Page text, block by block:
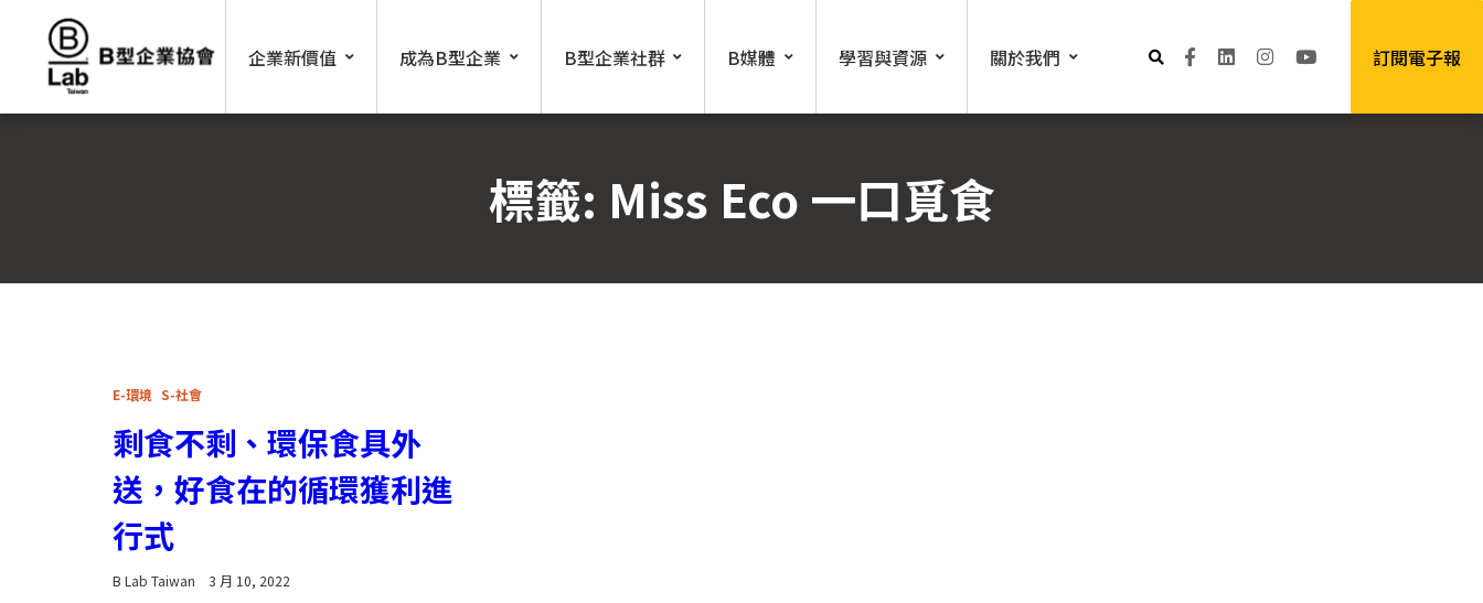
content
企業新價值 成為B型企業 B型企業社群 B媒體 學習與資源 關於我們 訂閱電子報
標籤: Miss Eco 一口覓食
E-環境 S-社會
剩食不剩、環保食具外
送，好食在的循環獲利進
行式
B Lab Taiwan 3 月 10, 2022